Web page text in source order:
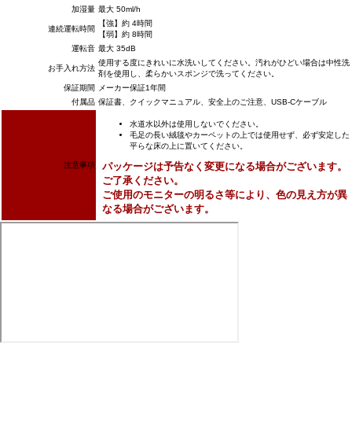
加湿量 最大 50ml/h
連続運転時間
【強】約 4時間
【弱】約 8時間
運転音 最大 35dB
お手入れ方法
使用する度にきれいに水洗いしてください。汚れがひどい場合は中性洗
剤を使用し、柔らかいスポンジで洗ってください。
保証期間
メーカー保証1年間
付属品 保証書、クイックマニュアル、安全上のご注意、USB-Cケーブル
注意事項
水道水以外は使用しないでください。
毛足の長い絨毯やカーペットの上では使用せず、必ず安定した
平らな床の上に置いてください。
パッケージは予告なく変更になる場合がございます。
ご了承ください。
ご使用のモニターの明るさ等により、色の見え方が異
なる場合がございます。